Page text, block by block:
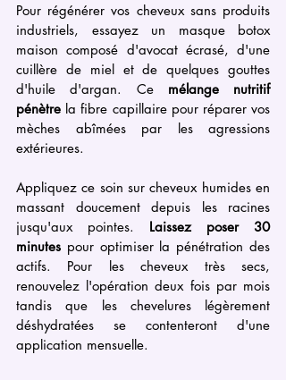
Pour régénérer vos cheveux sans produits
industriels, essayez un masque botox
maison composé d'avocat écrasé, d'une
cuillère de miel et de quelques gouttes
d'huile d'argan. Ce mélange nutritif
pénètre la fibre capillaire pour réparer vos
mèches abîmées par les agressions
extérieures.
Appliquez ce soin sur cheveux humides en
massant doucement depuis les racines
jusqu'aux pointes. Laissez poser 30
minutes pour optimiser la pénétration des
actifs. Pour les cheveux très secs,
renouvelez l'opération deux fois par mois
tandis que les chevelures légèrement
déshydratées se contenteront d'une
application mensuelle.